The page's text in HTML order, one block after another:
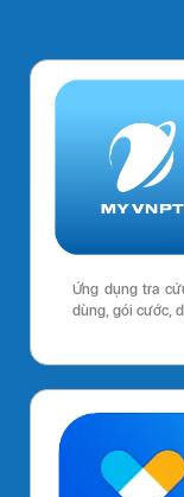
Ứng dụng tra
dùng, gói cước,